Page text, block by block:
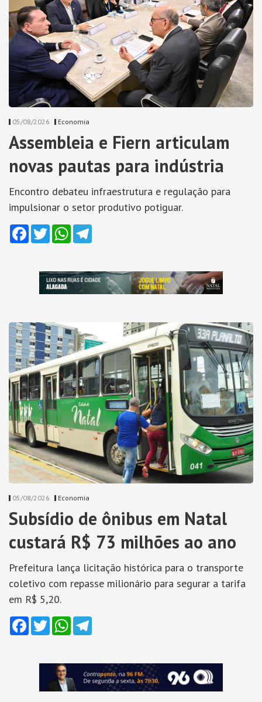
05/08/2026 Economia
Assembleia e Fiern articulam
novas pautas para indústria
Encontro debateu infraestrutura e regulação para
impulsionar o setor produtivo potiguar.
Facebook
TwitterWhatsApp
05/08/2026 Economia
Subsídio de ônibus em Natal
custará R$ 73 milhões ao ano
Prefeitura lança licitação histórica para o transporte
coletivo com repasse milionário para segurar a tarifa
em R$ 5,20.
Facebook
TwitterWhatsApp